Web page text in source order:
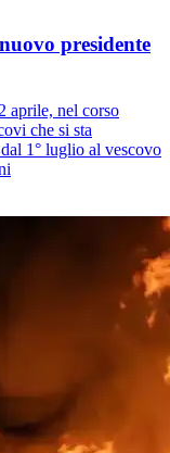
presidente
aprile, nel corso
che si sta
1° luglio al vescovo